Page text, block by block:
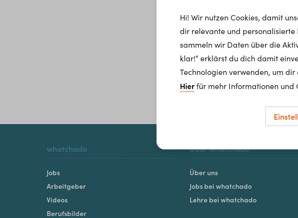
whatchado
Jobs
Arbeitgeber
Videos
Berufsbilder
Über whatchado
Über uns
Jobs bei whatchado
Lehre bei whatchado
Hi! Wir nutzen Cookies, damit
dir relevante und
sammeln wir Daten über die
klar!“ erklärst du dich damit
Technologien verwenden, um
Hierfür mehr Informationen und